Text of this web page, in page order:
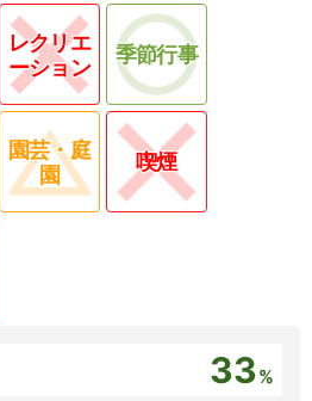
レクリエ
ーション
季節行事
園芸・庭
園
喫煙
33%